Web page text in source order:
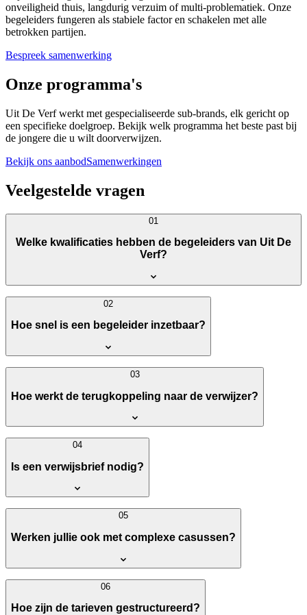
onveiligheid thuis, langdurig verzuim of multi-problematiek. Onze
begeleiders fungeren als stabiele factor en schakelen met alle
betrokken partijen.
Bespreek samenwerking
Onze programma's
Uit De Verf werkt met gespecialiseerde sub-brands, elk gericht op
een specifieke doelgroep. Bekijk welk programma het beste past bij
de jongere die u wilt doorverwijzen.
Bekijk ons aanbodSamenwerkingen
Veelgestelde vragen
01
Welke kwalificaties hebben de begeleiders van Uit De
Verf?
02
Hoe snel is een begeleider inzetbaar?
03
Hoe werkt de terugkoppeling naar de verwijzer?
04
Is een verwijsbrief nodig?
05
Werken jullie ook met complexe casussen?
06
Hoe zijn de tarieven gestructureerd?